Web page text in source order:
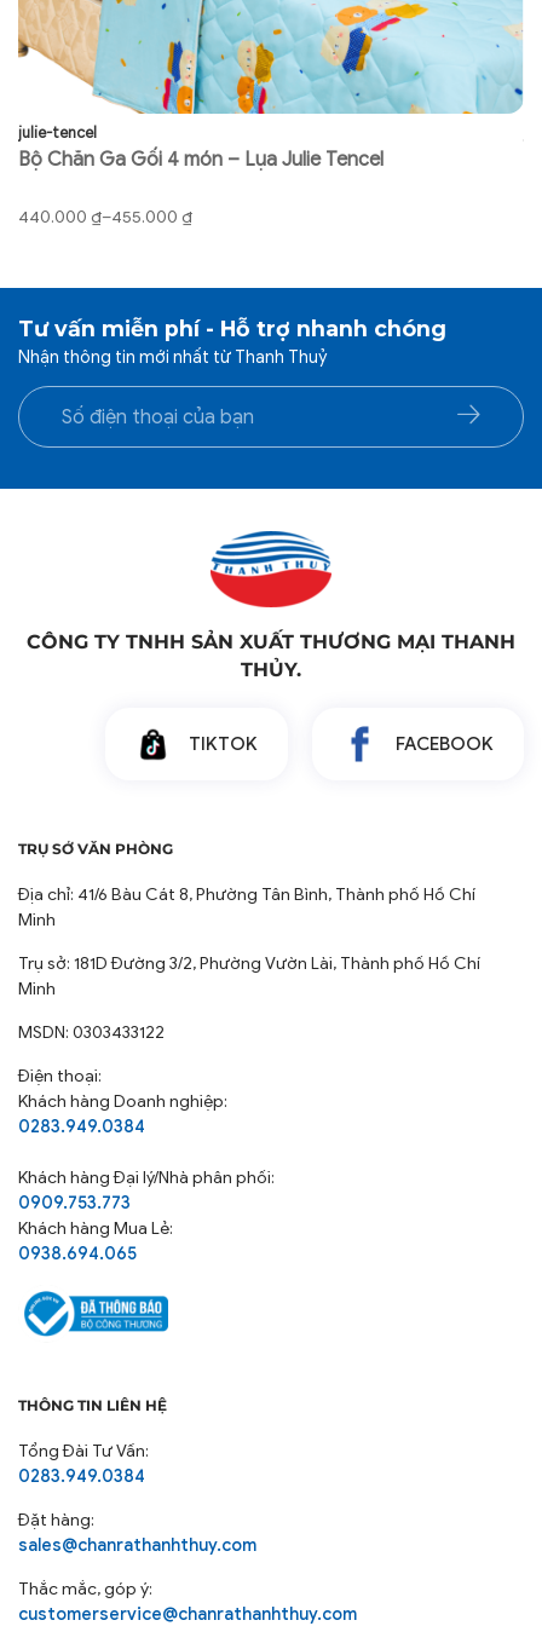
julie-tencel
Bộ Chăn Ga Gối 4 món – Lụa Julie Tencel
440.000 ₫–455.000 ₫
Khoảng
đến
455.000 ₫
Tư vấn miễn phí - Hỗ trợ nhanh chóng
Nhận thông tin mới nhất từ Thanh Thuỷ
CÔNG TY TNHH SẢN XUẤT THƯƠNG MẠI THANH
THỦY.
TIKTOK FACEBOOK
TRỤ SỞ VĂN PHÒNG
Địa chỉ: 41/6 Bàu Cát 8, Phường Tân Bình, Thành phố Hồ Chí
Minh
Trụ sở: 181D Đường 3/2, Phường Vườn Lài, Thành phố Hồ Chí
Minh
MSDN: 0303433122
Điện thoại:
Khách hàng Doanh nghiệp:
0283.949.0384
Khách hàngĐại lý/Nhà phân phối:
0909.753.773
Khách hàng Mua Lẻ:
0938.694.065
THÔNG TIN LIÊN HỆ
Tổng Đài Tư Vấn:
0283.949.0384
Đặt hàng:
sales@chanrathanhthuy.com
Thắc mắc, góp ý:
customerservice@chanrathanhthuy.com